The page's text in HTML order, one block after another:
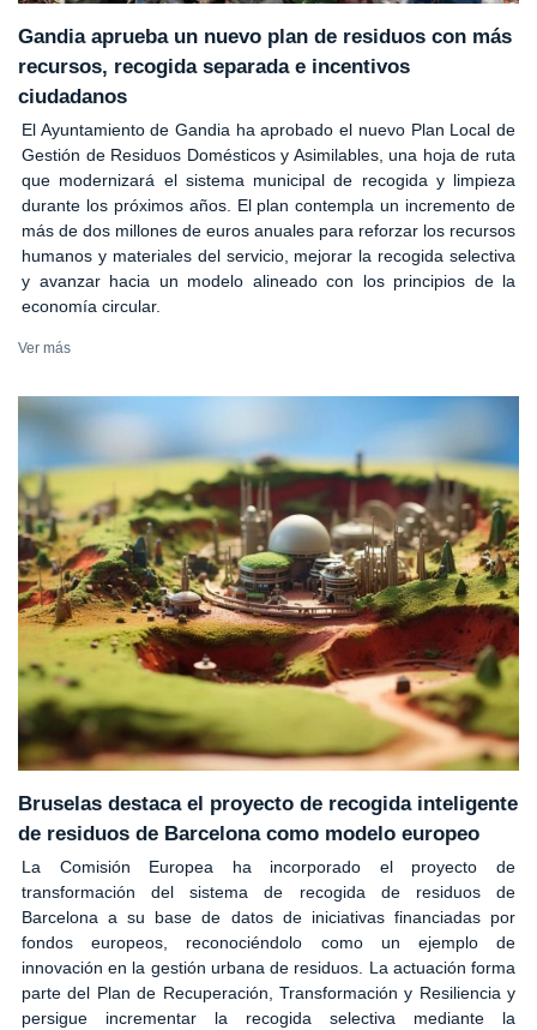
Gandia aprueba un nuevo plan de residuos con más
recursos, recogida separada e incentivos
ciudadanos
El Ayuntamiento de Gandia ha aprobado el nuevo Plan Local de
Gestión de Residuos Domésticos y Asimilables, una hoja de ruta
que modernizará el sistema municipal de recogida y limpieza
durante los próximos años. El plan contempla un incremento de
más de dos millones de euros anuales para reforzar los recursos
humanos y materiales del servicio, mejorar la recogida selectiva
y avanzar hacia un modelo alineado con los principios de la
economía circular.
Ver más
Bruselas destaca el proyecto de recogida inteligente
de residuos de Barcelona como modelo europeo
La Comisión Europea ha incorporado el proyecto de
transformación del sistema de recogida de residuos de
Barcelona a su base de datos de iniciativas financiadas por
fondos europeos, reconociéndolo como un ejemplo de
innovación en la gestión urbana de residuos. La actuación forma
parte del Plan de Recuperación, Transformación y Resiliencia y
persigue incrementar la recogida selectiva mediante la